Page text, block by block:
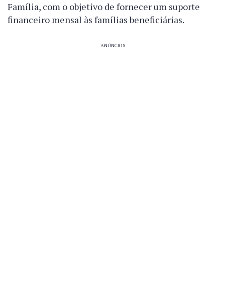
Família, com o objetivo de fornecer um suporte
financeiro mensal às famílias beneficiárias.
ANÚNCIOS